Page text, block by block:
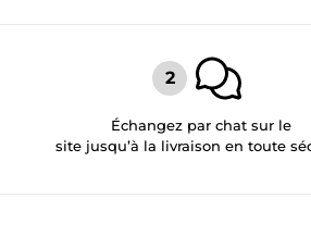
Échangez par chat sur le
site jusqu’à la livraison en toute